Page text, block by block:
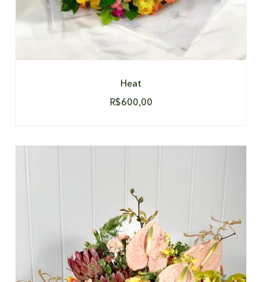
Heat
R$600,00